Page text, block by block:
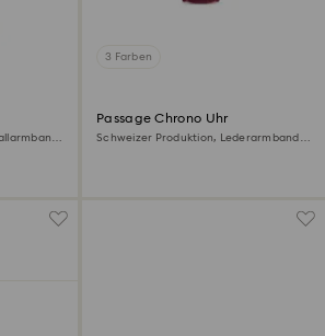
3 Farben
Passage Chrono Uhr
Schweizer Produktion, Lederarmband,